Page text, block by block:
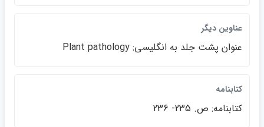
عناوين ديگر
عنوان پشت جلد به انگليسي: Plant pathology
كتابنامه
كتابنامه: ص. 235- 236